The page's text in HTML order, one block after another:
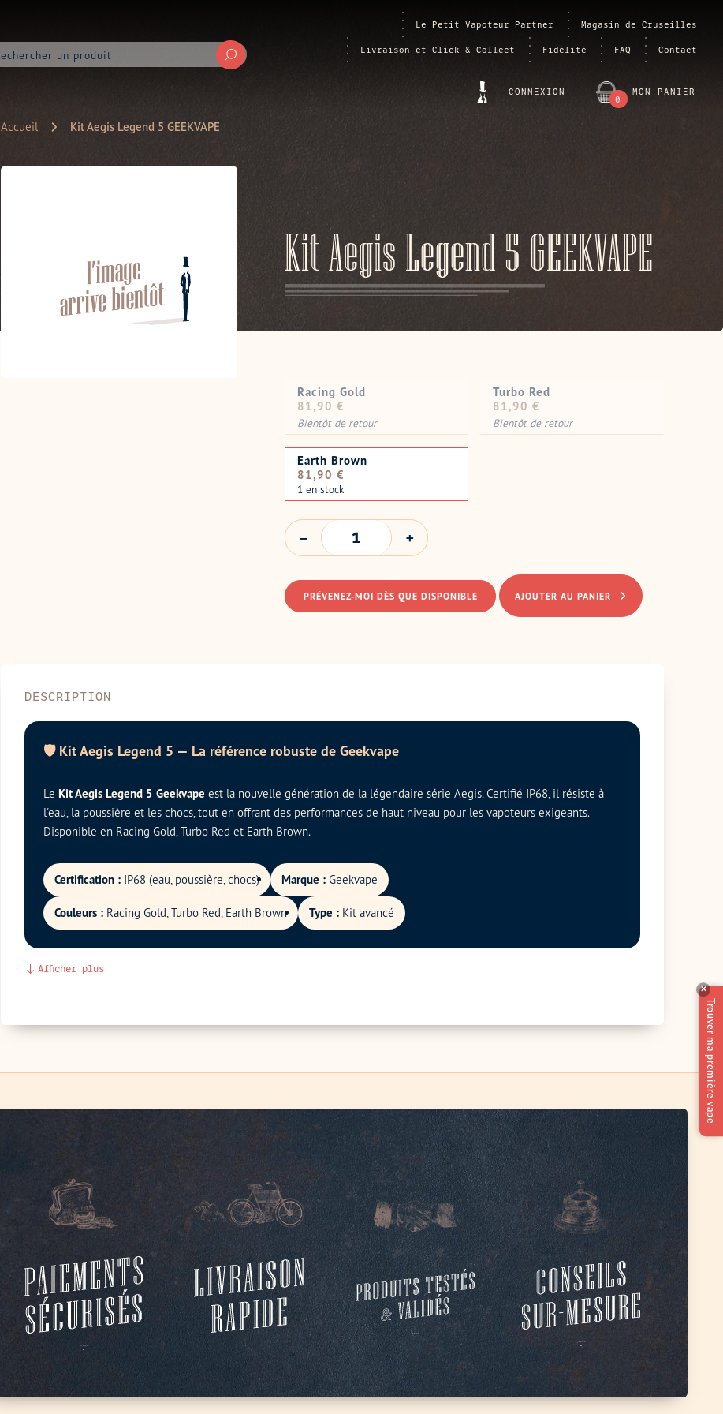
Le Petit Vapoteur Partner Magasin de Cruseilles
Livraison et Click & Collect Fidélité FAQ Contact
Soumettre
CONNEXION MON PANIER
0
ARTICLE
Accueil Kit Aegis Legend 5 GEEKVAPE
Kit Aegis Legend 5 GEEKVAPE
Racing Gold
Prix
normal
81,90 €
Bientôt de retour
Turbo Red
Prix
normal
81,90 €
Bientôt de retour
Earth Brown
Prix
normal
81,90 €
1 en stock
QUANTITÉ
PRÉVENEZ-MOI DÈS QUE DISPONIBLE AJOUTER AU PANIER
DESCRIPTION
🛡️ Kit Aegis Legend 5 — La référence robuste de Geekvape
Le Kit Aegis Legend 5 Geekvape est la nouvelle génération de la légendaire série Aegis. Certifié IP68, il résiste à
l'eau, la poussière et les chocs, tout en offrant des performances de haut niveau pour les vapoteurs exigeants.
Disponible en Racing Gold, Turbo Red et Earth Brown.
Certification :IP68 (eau, poussière, chocs) Marque :Geekvape
Couleurs :Racing Gold, Turbo Red, Earth Brown Type :Kit avancé
Afficher plus
✕
Trouver ma première vape